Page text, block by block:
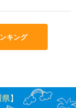
キング
】